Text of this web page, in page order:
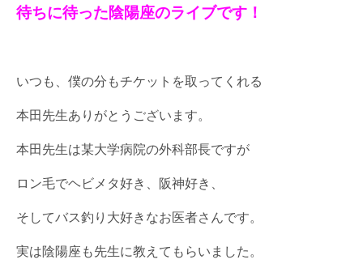
待ちに待った陰陽座のライブです！
いつも、僕の分もチケットを取ってくれる
本田先生ありがとうございます。
本田先生は某大学病院の外科部長ですが
ロン毛でヘビメタ好き、阪神好き、
そしてバス釣り大好きなお医者さんです。
実は陰陽座も先生に教えてもらいました。